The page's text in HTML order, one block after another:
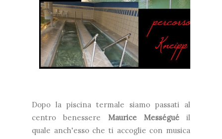
Dopo la piscina termale siamo passati al
centro benessere Maurice Mességué il
quale anch'esso che ti accoglie con musica